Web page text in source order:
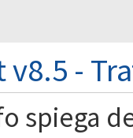
v8.5 -
spiega